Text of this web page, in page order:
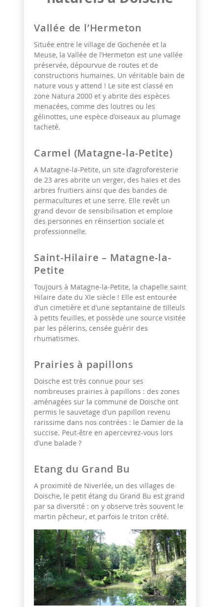
Vallée de l’Hermeton
Située entre le village de Gochenée et la
Meuse, la Vallée de l’Hermeton est une vallée
préservée, dépourvue de routes et de
constructions humaines. Un véritable bain de
nature vous y attend ! Le site est classé en
zone Natura 2000 et y abrite des espèces
menacées, comme des loutres ou les
gélinottes, une espèce d’oiseaux au plumage
tacheté.
Carmel (Matagne-la-Petite)
A Matagne-la-Petite, un site d’agroforesterie
de 23 ares abrite un verger, des haies et des
arbres fruitiers ainsi que des bandes de
permacultures et une serre. Elle revêt un
grand devoir de sensibilisation et emploie
des personnes en réinsertion sociale et
professionnelle.
Saint-Hilaire – Matagne-la-
Petite
Toujours à Matagne-la-Petite, la chapelle saint
Hilaire date du XIe siècle ! Elle est entourée
d’un cimetière et d’une septantaine de tilleuls
à petits feuilles, et possède une source visitée
par les pélerins, censée guérir des
rhumatismes.
Prairies à papillons
Doische est très connue pour ses
nombreuses prairies à papillons : des zones
aménagées sur la commune de Doische ont
permis le sauvetage d’un papillon revenu
rarissime dans nos contrées : le Damier de la
succise. Peut-être en apercevrez-vous lors
d’une balade ?
Etang du Grand Bu
A proximité de Niverlée, un des villages de
Doische, le petit étang du Grand Bu est grand
par sa diversité : on y observe très souvent le
martin pêcheur, et parfois le triton crêté.